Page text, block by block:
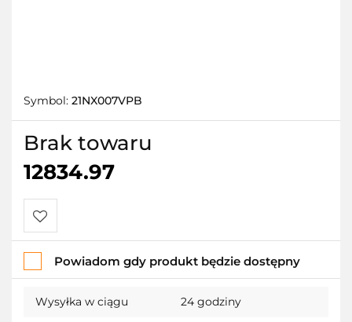
Symbol: 21NX007VPB
Brak towaru
12834.97
Do
przechowalni
Powiadom gdy produkt będzie dostępny
Wysyłka w ciągu 24 godziny